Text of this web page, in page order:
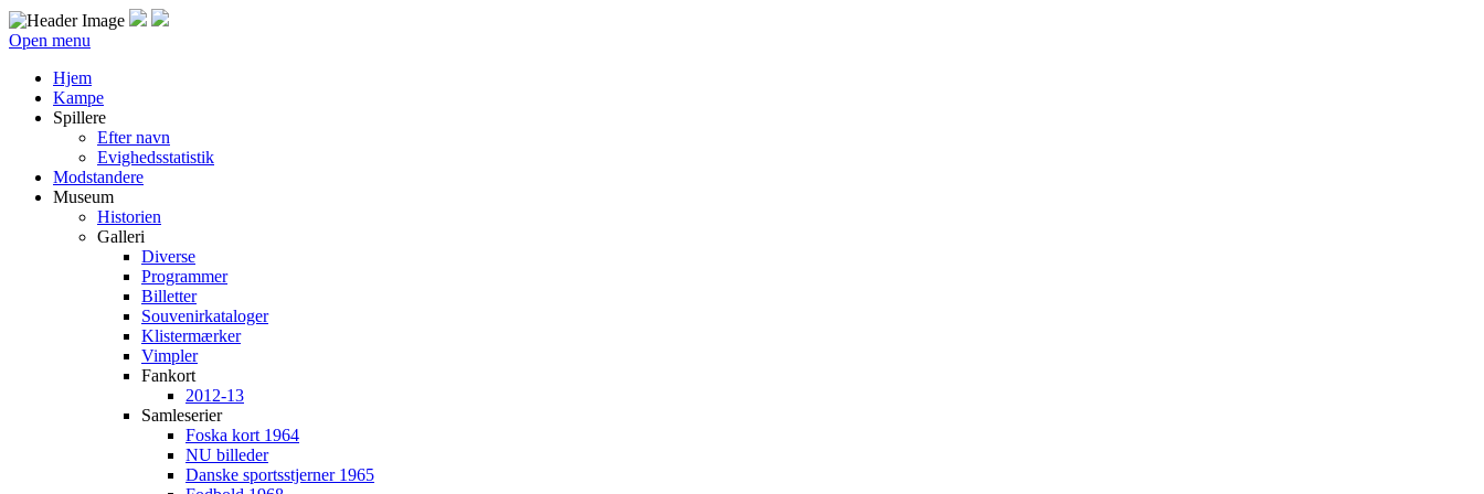
Open menu
Hjem
Kampe
Spillere
Efter navn
Evighedsstatistik
Modstandere
Museum
Historien
Galleri
Diverse
Programmer
Billetter
Souvenirkataloger
Klistermærker
Vimpler
Fankort
2012-13
Samleserier
Foska kort 1964
NU billeder
Danske sportsstjerner 1965